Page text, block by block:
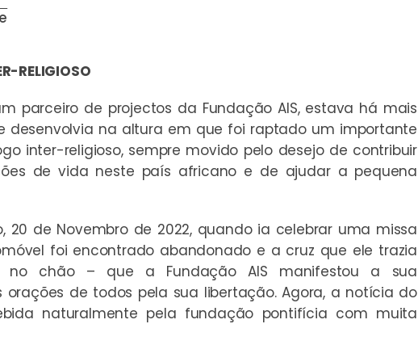
RELIGIOSO
parceiro de projectos da Fundação AIS, estava há mais
desenvolvia na altura em que foi raptado um importante
inter-religioso, sempre movido pelo desejo de contribuir
de vida neste país africano e de ajudar a pequena
20 de Novembro de 2022, quando ia celebrar uma missa
foi encontrado abandonado e a cruz que ele trazia
no chão – que a Fundação AIS manifestou a sua
de todos pela sua libertação. Agora, a notícia do
naturalmente pela fundação pontifícia com muita